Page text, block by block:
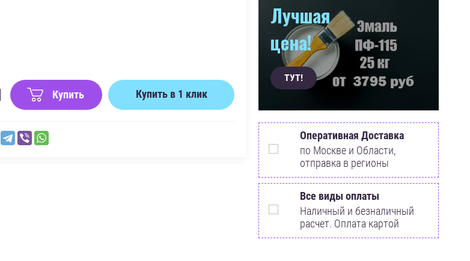
Купить Купить в 1 клик
Лучшая
цена!
ТУТ!
Оперативная Доставка
по Москве и Области,
отправка в регионы
Все виды оплаты
Наличный и безналичный
расчет. Оплата картой